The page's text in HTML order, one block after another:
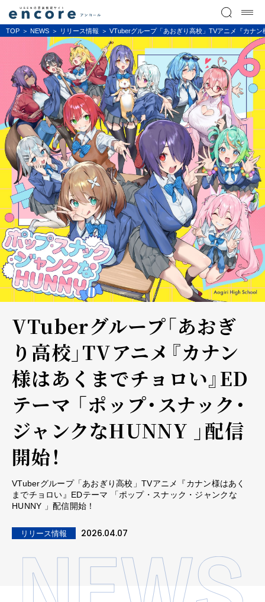
TOP NEWS リリース情報 VTuberグループ「あおぎり高校」TVアニメ『カナ
VTuberグループ「あおぎ
り高校」TVアニメ『カナン
様はあくまでチョロい』ED
テーマ 「ポップ・スナック・
ジャンクなHUNNY 」配信
開始！
VTuberグループ「あおぎり高校」TVアニメ『カナン様はあく
までチョロい』EDテーマ 「ポップ・スナック・ジャンクな
HUNNY 」配信開始！
リリース情報 2026.04.07